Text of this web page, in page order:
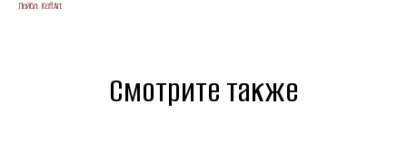
Лейбл: KeffArt
Смотрите также